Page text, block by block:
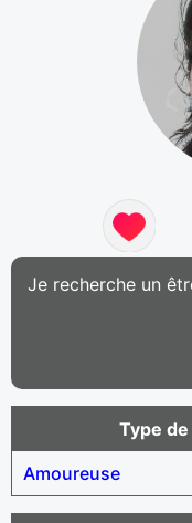
Je recherche un
Type
Amoureuse